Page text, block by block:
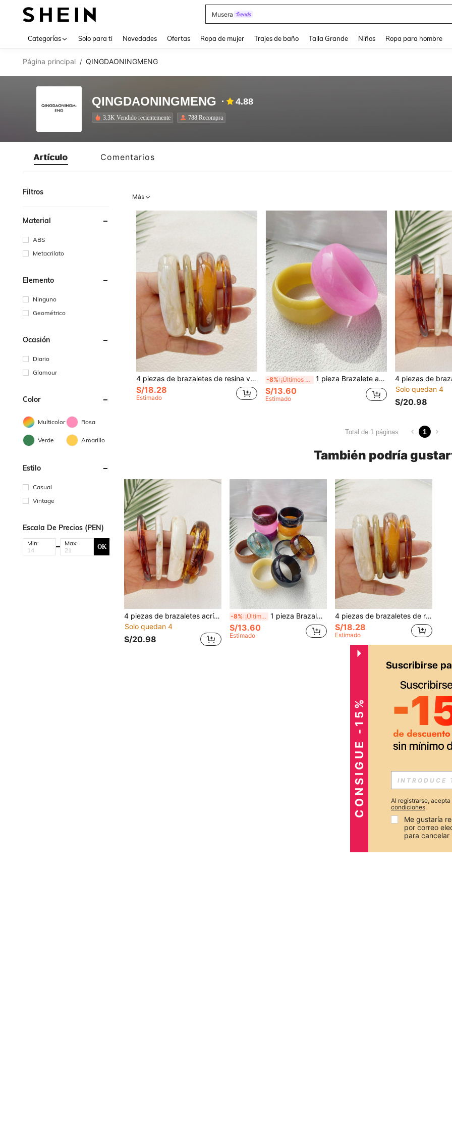
Dazy
Categorías Solo para ti Novedades Ofertas Ropa de mujer Trajes de baño Talla Grande Niños Ropa para hombre
Página principal / QINGDAONINGMENG
QINGDAONINGMENG 4.88
3.3K Vendido recientemente 788 Recompra
Artículo Comentarios
Filtros
Material
ABS
Metacrilato
Elemento
Ninguno
Geométrico
Ocasión
Diario
Glamour
Color
Multicolor Rosa
Verde Amarillo
Estilo
Casual
Vintage
Escala De Precios (PEN)
Min: Max: OK
Más
4 piezas de brazaletes de resina vintage multicolor de acrílico para mujer, de moda y versátiles para uso diario (Tenga en cuenta que los patrones se elaboran al azar, por lo que puede haber pequeñas diferencias en el color y el brillo. Nuestra fábrica prestará especial atención a esto en la futura producción.)
S/18.28
Estimado
-8% ¡Últimos 3 días 1 pieza Brazalete ancho de moda para mujer, de diseño redondo y colorido, adecuado para uso diario, fiestas y como regalo
S/13.60
Estimado
Solo quedan 4
S/20.98
Total de 1 páginas 1
También podría
4 piezas de brazaletes acrílicos con textura de ámbar vintage para mujeres, de moda y versátiles, adecuados para uso diario. (Debido a la iluminación y el ángulo durante la fotografía, puede haber ligeras diferencias de color entre el producto real y la imagen)
Solo quedan 4
S/20.98
-8% ¡Últimos 3 días 1 pieza Brazalete ancho de moda para mujer, de diseño redondo y colorido, adecuado para uso diario, fiestas y como regalo
S/13.60
Estimado
4 piezas de brazaletes de resina vintage multicolor de acrílico para mujer, de moda y versátiles para uso diario (Tenga en cuenta que los patrones se elaboran al azar, por lo que puede haber pequeñas diferencias en el color y el brillo. Nuestra fábrica prestará especial atención a esto en la futura producción.)
S/18.28
Estimado
CONSIGUE -15%
Al registrarse,
condiciones.
Me gustaría
por correo
para cancelar